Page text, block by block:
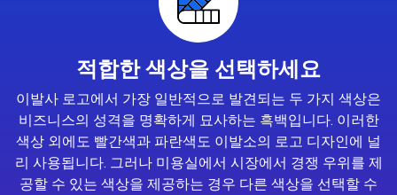
적합한 색상을 선택하세요
이발사 로고에서 가장 일반적으로 발견되는 두 가지 색상은
비즈니스의 성격을 명확하게 묘사하는 흑백입니다. 이러한
색상 외에도 빨간색과 파란색도 이발소의 로고 디자인에 널
리 사용됩니다. 그러나 미용실에서 시장에서 경쟁 우위를 제
공할 수 있는 색상을 제공하는 경우 다른 색상을 선택할 수